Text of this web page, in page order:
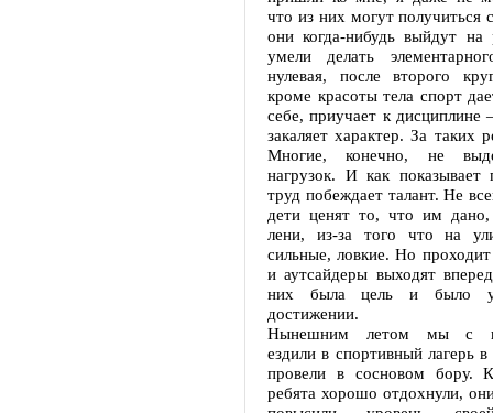
что из них могут получиться
они когда-нибудь выйдут на
умели делать
нулевая, после второго
кроме красоты тела спорт
себе, приучает к дисциплине
закаляет характер. За таких
Многие, конечно, не
нагрузок. И как показывает
труд побеждает талант. Не
дети ценят то, что им
лени, из-за того что на
сильные, ловкие. Но проходит
и аутсайдеры выходят
них была цель и было
достижении.
Нынешним летом мы с
ездили в спортивный лагерь
провели в сосновом бору.
ребята хорошо отдохнули,